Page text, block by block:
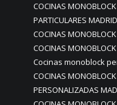
COCINAS
PARTICULARES MADRID
COCINAS
COCINAS
Cocinas monoblock
COCINAS
PERSONALIZADAS